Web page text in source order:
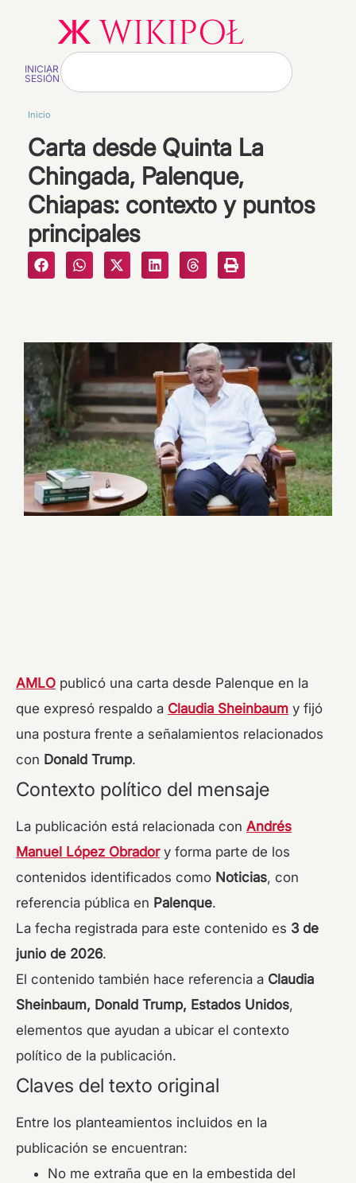
INICIAR
SESIÓN
Inicio
Carta desde Quinta La
Chingada, Palenque,
Chiapas: contexto y puntos
principales
AMLO publicó una carta desde Palenque en la
que expresó respaldo a Claudia Sheinbaum y fijó
una postura frente a señalamientos relacionados
con Donald Trump.
Contexto político del mensaje
La publicación está relacionada con Andrés
Manuel López Obradory forma parte de los
contenidos identificados como Noticias, con
referencia pública en Palenque.
La fecha registrada para este contenido es 3 de
junio de 2026.
El contenido también hace referencia a Claudia
Sheinbaum, Donald Trump, Estados Unidos,
elementos que ayudan a ubicar el contexto
político de la publicación.
Claves del texto original
Entre los planteamientos incluidos en la
publicación se encuentran:
No me extraña que en la embestida del